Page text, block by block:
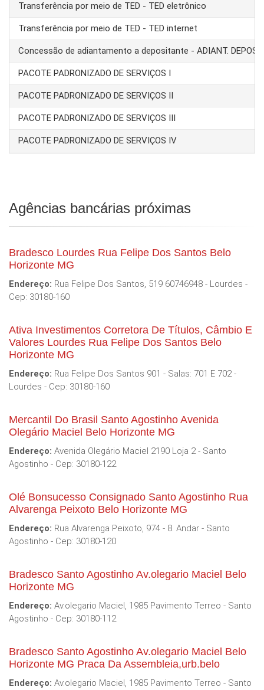
Transferência por meio de TED - TED eletrônico
Transferência por meio de TED - TED internet
Concessão de adiantamento a depositante - ADIANT.
PACOTE PADRONIZADO DE SERVIÇOS I
PACOTE PADRONIZADO DE SERVIÇOS II
PACOTE PADRONIZADO DE SERVIÇOS III
PACOTE PADRONIZADO DE SERVIÇOS IV
Agências bancárias próximas
Bradesco Lourdes Rua Felipe Dos Santos Belo
Horizonte MG
Endereço: Rua Felipe Dos Santos, 519 60746948 - Lourdes -
Cep: 30180-160
Ativa Investimentos Corretora De Títulos, Câmbio E
Valores Lourdes Rua Felipe Dos Santos Belo
Horizonte MG
Endereço: Rua Felipe Dos Santos 901 - Salas: 701 E 702 -
Lourdes - Cep: 30180-160
Mercantil Do Brasil Santo Agostinho Avenida
Olegário Maciel Belo Horizonte MG
Endereço: Avenida Olegário Maciel 2190 Loja 2 - Santo
Agostinho - Cep: 30180-122
Olé Bonsucesso Consignado Santo Agostinho Rua
Alvarenga Peixoto Belo Horizonte MG
Endereço: Rua Alvarenga Peixoto, 974 - 8. Andar - Santo
Agostinho - Cep: 30180-120
Bradesco Santo Agostinho Av.olegario Maciel Belo
Horizonte MG
Endereço: Av.olegario Maciel, 1985 Pavimento Terreo - Santo
Agostinho - Cep: 30180-112
Bradesco Santo Agostinho Av.olegario Maciel Belo
Horizonte MG Praca Da Assembleia,urb.belo
Endereço: Av.olegario Maciel, 1985 Pavimento Terreo - Santo